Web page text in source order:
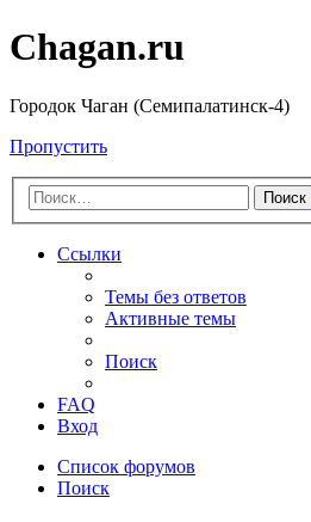
Chagan.ru
Городок Чаган (Семипалатинск-4)
Пропустить
Поиск
Ссылки
Темы без ответов
Активные темы
Поиск
FAQ
Вход
Список форумов
Поиск